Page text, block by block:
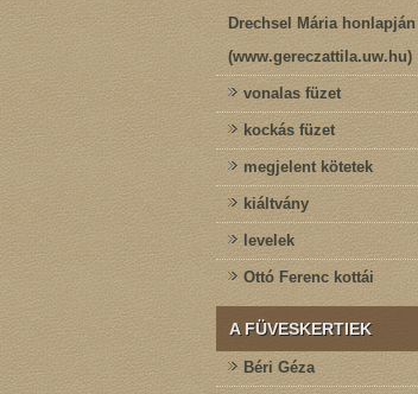
Drechsel Mária honlapján
(www.gereczattila.uw.hu)
vonalas füzet
kockás füzet
megjelent kötetek
kiáltvány
levelek
Ottó Ferenc kottái
A FÜVESKERTIEK
Béri Géza